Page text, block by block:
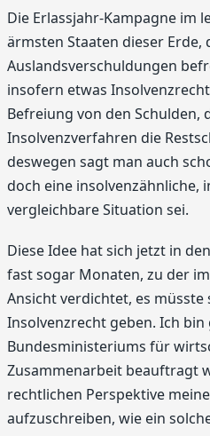
Die Erlassjahr-Kampagne im
ärmsten Staaten dieser Erde,
Auslandsverschuldungen
insofern etwas
Befreiung von den Schulden,
Insolvenzverfahren die
deswegen sagt man auch
doch eine insolvenzähnliche,
vergleichbare Situation sei.
Diese Idee hat sich jetzt in
fast sogar Monaten, zu der
Ansicht verdichtet, es müsste
Insolvenzrecht geben. Ich bin
Bundesministeriums für
Zusammenarbeit beauftragt
rechtlichen Perspektive
aufzuschreiben, wie ein